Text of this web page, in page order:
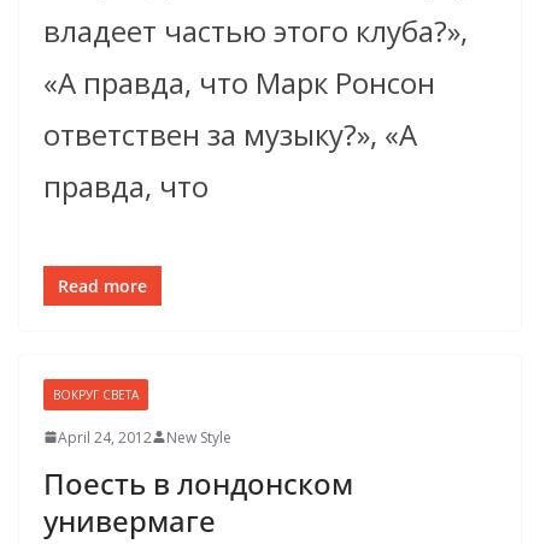
владеет частью этого клуба?»,
«А правда, что Марк Ронсон
ответствен за музыку?», «А
правда, что
Read more
ВОКРУГ СВЕТА
April 24, 2012 New Style
Поесть в лондонском
универмаге